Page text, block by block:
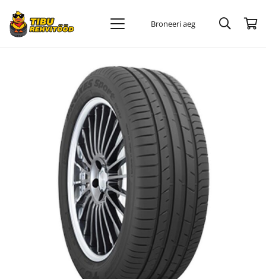
Broneeri aeg